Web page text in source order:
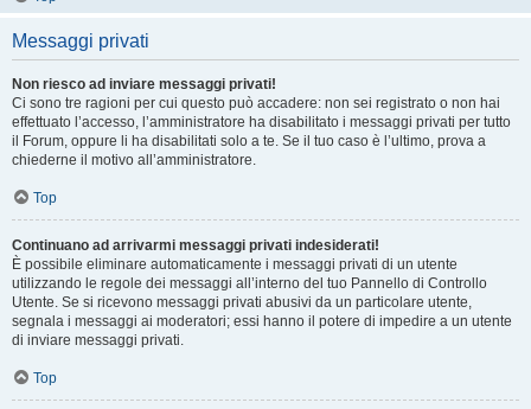
Messaggi privati
Non riesco ad inviare messaggi privati!
Ci sono tre ragioni per cui questo può accadere: non sei registrato o non hai
effettuato l’accesso, l’amministratore ha disabilitato i messaggi privati per tutto
il Forum, oppure li ha disabilitati solo a te. Se il tuo caso è l’ultimo, prova a
chiederne il motivo all’amministratore.
Top
Continuano ad arrivarmi messaggi privati indesiderati!
È possibile eliminare automaticamente i messaggi privati ​​di un utente
utilizzando le regole dei messaggi all’interno del tuo Pannello di Controllo
Utente. Se si ricevono messaggi privati ​​abusivi da un particolare utente,
segnala i messaggi ai moderatori; essi hanno il potere di impedire a un utente
di inviare messaggi privati​​.
Top